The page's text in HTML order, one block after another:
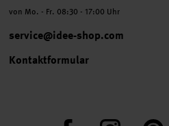
von Mo. - Fr. 08:30 - 17:00 Uhr
service@idee-shop.com
Kontaktformular
FacebookInstagram